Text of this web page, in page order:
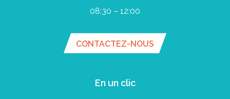
08:30 – 12:00
CONTACTEZ-NOUS
En un clic